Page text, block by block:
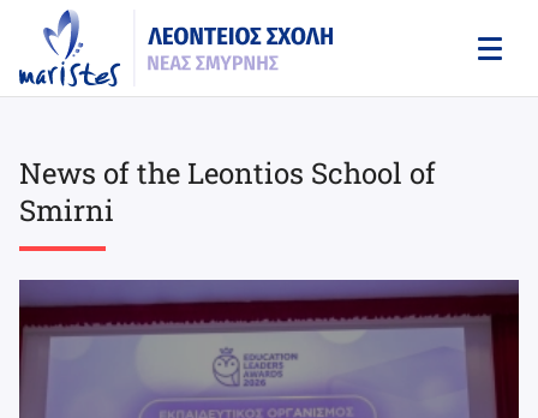
content
News of the Leontios School of
Smirni